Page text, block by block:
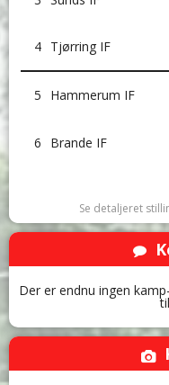
4 Tjørring IF
5 Hammerum IF
6 Brande IF
Se detaljeret
Der er endnu ingen